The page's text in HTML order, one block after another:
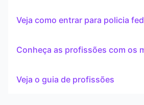
Veja como entrar para policia
Conheça as profissões com os
Veja o guia de profissões